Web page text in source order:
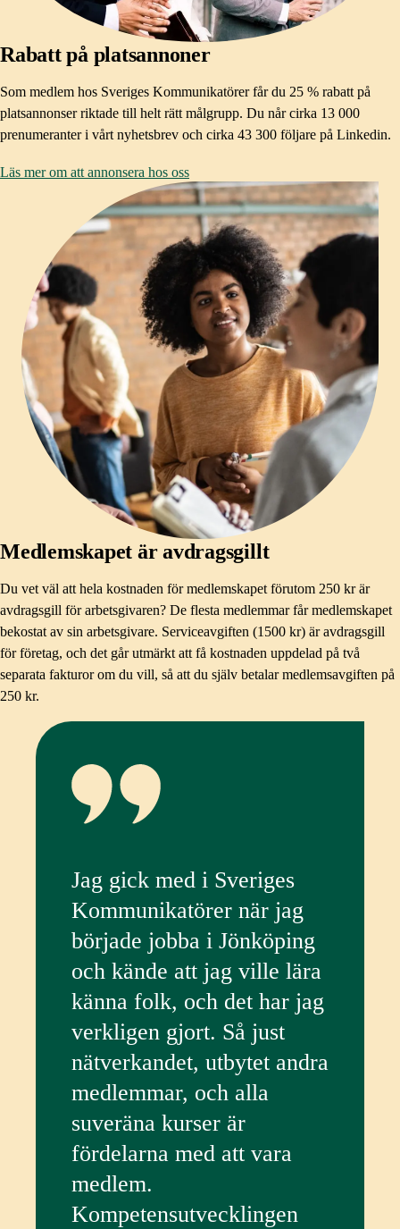
Rabatt på platsannoner
Som medlem hos Sveriges Kommunikatörer får du 25 % rabatt på
platsannonser riktade till helt rätt målgrupp. Du når cirka 13 000
prenumeranter i vårt nyhetsbrev och cirka 43 300 följare på Linkedin.
Läs mer om att annonsera hos oss
Medlemskapet är avdragsgillt
Du vet väl att hela kostnaden för medlemskapet förutom 250 kr är
avdragsgill för arbetsgivaren? De flesta medlemmar får medlemskapet
bekostat av sin arbetsgivare. Serviceavgiften (1500 kr) är avdragsgill
för företag, och det går utmärkt att få kostnaden uppdelad på två
separata fakturor om du vill, så att du själv betalar medlemsavgiften på
250 kr.
Jag gick med i Sveriges
Kommunikatörer när jag
började jobba i Jönköping
och kände att jag ville lära
känna folk, och det har jag
verkligen gjort. Så just
nätverkandet, utbytet andra
medlemmar, och alla
suveräna kurser är
fördelarna med att vara
medlem.
Kompetensutvecklingen